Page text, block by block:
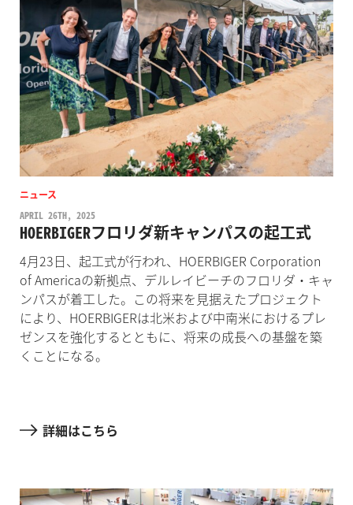
ニュース
APRIL 26TH, 2025
HOERBIGERフロリダ新キャンパスの起工式
4月23日、起工式が行われ、HOERBIGER Corporation
of Americaの新拠点、デルレイビーチのフロリダ・キャ
ンパスが着工した。この将来を見据えたプロジェクト
により、HOERBIGERは北米および中南米におけるプレ
ゼンスを強化するとともに、将来の成長への基盤を築
くことになる。
詳細はこちら